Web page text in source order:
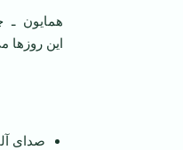
همایون ـ
این روز‌ها
صدای